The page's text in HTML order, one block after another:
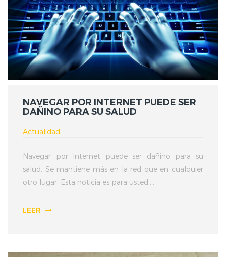
NAVEGAR POR INTERNET PUEDE SER
DAÑINO PARA SU SALUD
Actualidad
Navegar por Internet puede ser dañino para su
salud. Se mantiene más en la red que en cualquier
otro lugar. Esta noticia es para usted....
LEER